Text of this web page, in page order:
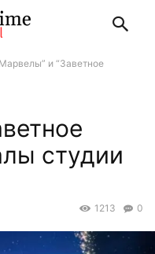
и “Заветное
студии
0
1213